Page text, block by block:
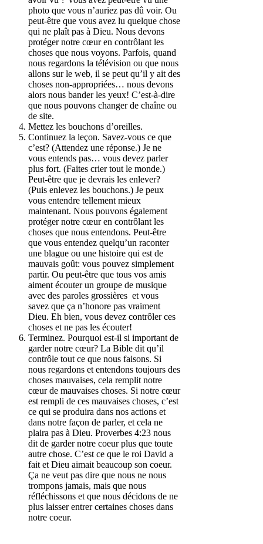
photo que vous n’auriez pas dû voir. Ou
peut-être que vous avez lu quelque chose
qui ne plaît pas à Dieu. Nous devons
protéger notre cœur en contrôlant les
choses que nous voyons. Parfois, quand
nous regardons la télévision ou que nous
allons sur le web, il se peut qu’il y ait des
choses non-appropriées… nous devons
alors nous bander les yeux! C’est-à-dire
que nous pouvons changer de chaîne ou
de site.
Mettez les bouchons d’oreilles.
Continuez la leçon. Savez-vous ce que
c’est? (Attendez une réponse.) Je ne
vous entends pas… vous devez parler
plus fort. (Faites crier tout le monde.)
Peut-être que je devrais les enlever?
(Puis enlevez les bouchons.) Je peux
vous entendre tellement mieux
maintenant. Nous pouvons également
protéger notre cœur en contrôlant les
choses que nous entendons. Peut-être
que vous entendez quelqu’un raconter
une blague ou une histoire qui est de
mauvais goût: vous pouvez simplement
partir. Ou peut-être que tous vos amis
aiment écouter un groupe de musique
avec des paroles grossières et vous
savez que ça n’honore pas vraiment
Dieu. Eh bien, vous devez contrôler ces
choses et ne pas les écouter!
Terminez. Pourquoi est-il si important de
garder notre cœur? La Bible dit qu’il
contrôle tout ce que nous faisons. Si
nous regardons et entendons toujours des
choses mauvaises, cela remplit notre
cœur de mauvaises choses. Si notre cœur
est rempli de ces mauvaises choses, c’est
ce qui se produira dans nos actions et
dans notre façon de parler, et cela ne
plaira pas à Dieu. Proverbes 4:23 nous
dit de garder notre coeur plus que toute
autre chose. C’est ce que le roi David a
fait et Dieu aimait beaucoup son coeur.
Ça ne veut pas dire que nous ne nous
trompons jamais, mais que nous
réfléchissons et que nous décidons de ne
plus laisser entrer certaines choses dans
notre coeur.